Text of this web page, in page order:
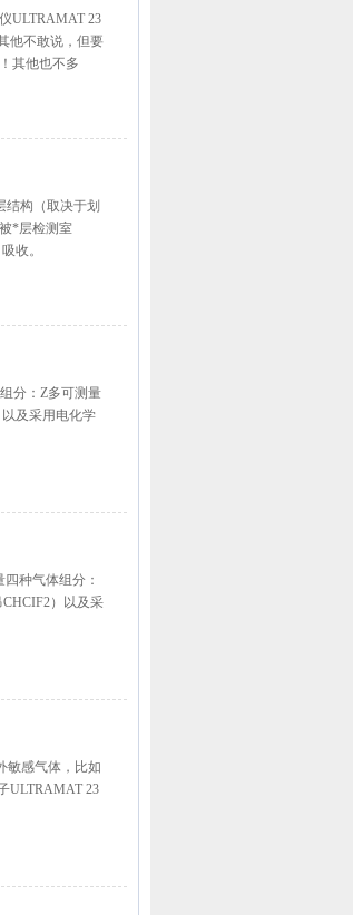
ULTRAMAT 23
他不敢说，但要
其他也不多
结构（取决于划
*层检测室
收。
分：Z多可测量
及采用电化学
种气体组分：
）以及采
敏感气体，比如
ULTRAMAT 23